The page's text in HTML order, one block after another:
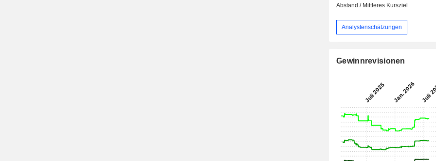
Abstand / Mittleres Kursziel
Analystenschätzungen
Gewinnrevisionen